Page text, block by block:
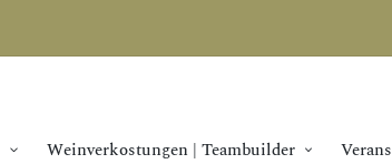
Weinverkostungen | Teambuilder